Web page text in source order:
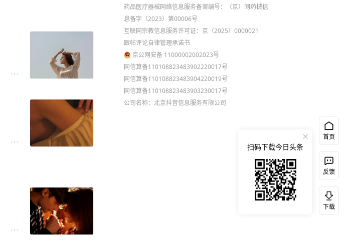
生
会
药品医疗器械网络信息服务备案编号：（京）网药械信
息备字（2023）第00006号
互联网宗教信息服务许可证：京（2025）0000021
跟帖评论自律管理承诺书
京公网安备 11000002002023号
网信算备110108823483902220017号
网信算备110108823483904220019号
网信算备110108823483903230017号
公司名称：北京抖音信息服务有限公司
首页
反馈
下载
扫码下载今日头条